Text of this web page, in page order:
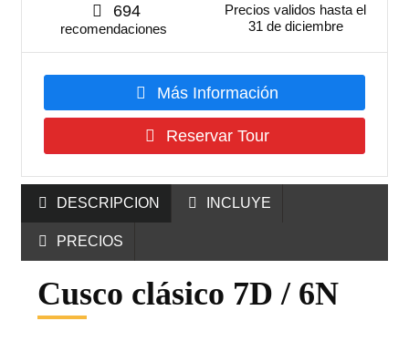
694
recomendaciones
Precios validos hasta el
31 de diciembre
Más Información
Reservar Tour
DESCRIPCION INCLUYE
PRECIOS
Cusco clásico 7D / 6N